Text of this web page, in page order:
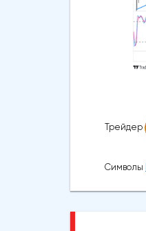
Трейдер
Символы